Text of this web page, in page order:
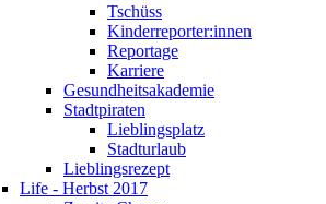
Tschüss
Kinderreporter:innen
Reportage
Karriere
Gesundheitsakademie
Stadtpiraten
Lieblingsplatz
Stadturlaub
Lieblingsrezept
Life - Herbst 2017